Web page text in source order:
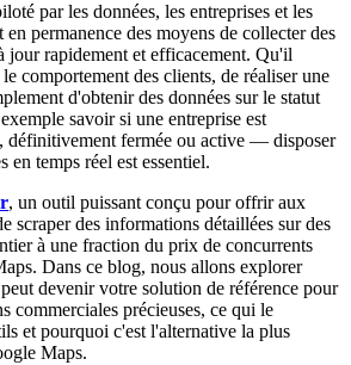
par les données, les entreprises et les
permanence des moyens de collecter des
jour rapidement et efficacement. Qu'il
comportement des clients, de réaliser une
d'obtenir des données sur le statut
savoir si une entreprise est
définitivement fermée ou active — disposer
en temps réel est essentiel.
, un outil puissant conçu pour offrir aux
scraper des informations détaillées sur des
à une fraction du prix de concurrents
Dans ce blog, nous allons explorer
peut devenir votre solution de référence pour
commerciales précieuses, ce qui le
et pourquoi c'est l'alternative la plus
Maps.